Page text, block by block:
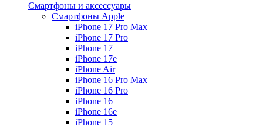
Смартфоны и аксессуары
Смартфоны Apple
iPhone 17 Pro Max
iPhone 17 Pro
iPhone 17
iPhone 17e
iPhone Air
iPhone 16 Pro Max
iPhone 16 Pro
iPhone 16
iPhone 16e
iPhone 15